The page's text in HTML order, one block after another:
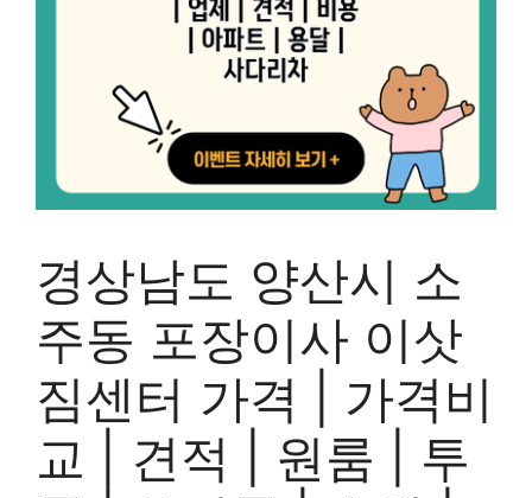
경상남도 양산시 소
주동 포장이사 이삿
짐센터 가격 | 가격비
교 | 견적 | 원룸 | 투